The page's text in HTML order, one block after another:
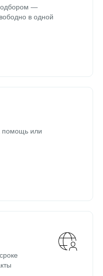
—
в одной
помощь или